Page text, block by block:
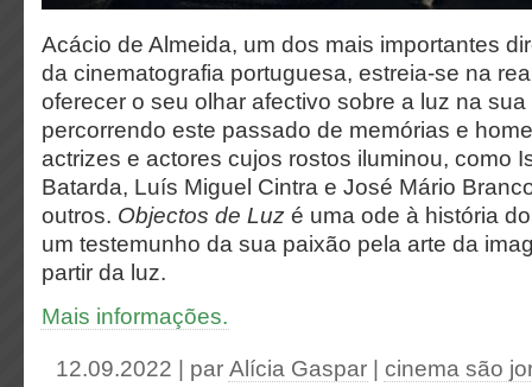
Acácio de Almeida, um dos mais importantes
da cinematografia portuguesa, estreia-se na
oferecer o seu olhar afectivo sobre a luz na
percorrendo este passado de memórias e
actrizes e actores cujos rostos iluminou, como
Batarda, Luís Miguel Cintra e José Mário
outros. Objectos de Luz é uma ode à história
um testemunho da sua paixão pela arte da
partir da luz.
Mais informações.
12.09.2022 | par Alícia Gaspar
cinema são